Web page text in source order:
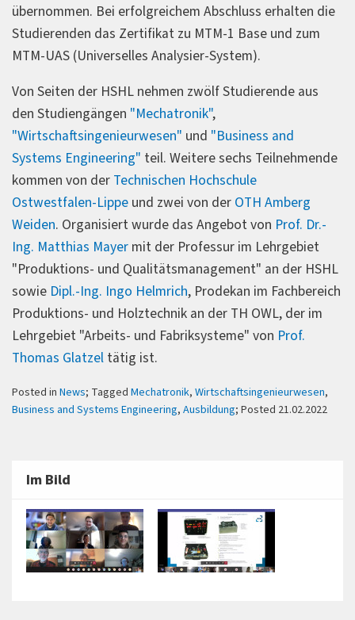
übernommen. Bei erfolgreichem Abschluss erhalten die
Studierenden das Zertifikat zu MTM-1 Base und zum
MTM-UAS (Universelles Analysier-System).
Von Seiten der HSHL nehmen zwölf Studierende aus
den Studiengängen "Mechatronik",
"Wirtschaftsingenieurwesen" und "Business and
Systems Engineering" teil. Weitere sechs Teilnehmende
kommen von der Technischen Hochschule
Ostwestfalen-Lippe und zwei von der OTH Amberg
Weiden. Organisiert wurde das Angebot von Prof. Dr.-
Ing. Matthias Mayer mit der Professur im Lehrgebiet
"Produktions- und Qualitätsmanagement" an der HSHL
sowie Dipl.-Ing. Ingo Helmrich, Prodekan im Fachbereich
Produktions- und Holztechnik an der TH OWL, der im
Lehrgebiet "Arbeits- und Fabriksysteme" von Prof.
Thomas Glatzel tätig ist.
Posted in News; Tagged Mechatronik, Wirtschaftsingenieurwesen,
Business and Systems Engineering, Ausbildung; Posted 21.02.2022
Im Bild